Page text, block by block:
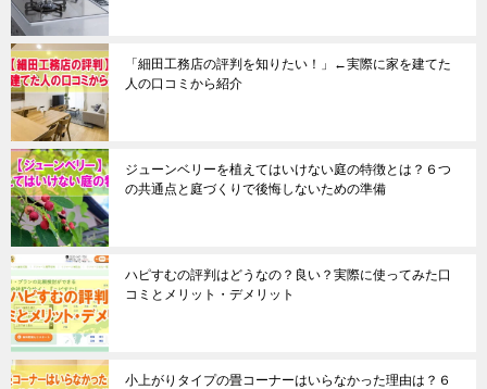
「細田工務店の評判を知りたい！」←実際に家を建てた
人の口コミから紹介
ジューンベリーを植えてはいけない庭の特徴とは？６つ
の共通点と庭づくりで後悔しないための準備
ハピすむの評判はどうなの？良い？実際に使ってみた口
コミとメリット・デメリット
小上がりタイプの畳コーナーはいらなかった理由は？６